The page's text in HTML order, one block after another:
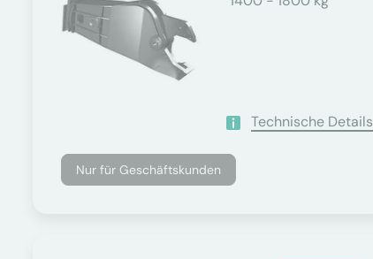
Technische Details
Nur für Geschäftskunden